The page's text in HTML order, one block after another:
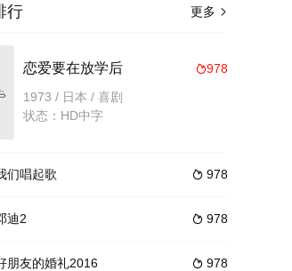
更多 
行
978
恋爱要在放学后
1973 / 日本 / 喜剧
状态：HD中字
 978
们唱起歌
 978
迪2
 978
朋友的婚礼2016